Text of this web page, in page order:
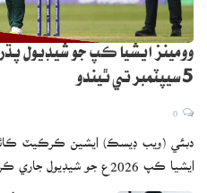
وومينز ايشيا ڪپ جو شيڊيول
5 سيپٽمبر تي ٿيندو
دبئي (ويب ڊيسڪ) ايشين ڪرڪيٽ
ايشيا ڪپ 2026ع جو شيڊيول جاري ڪري ڇڏيو آهي، جنهن…